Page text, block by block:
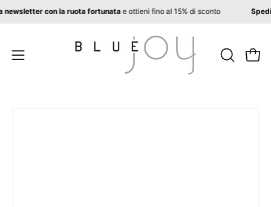
Saltanewsletter con la ruota fortunatae ottieni fino al 15% di sconto
Apri
APRI Apri